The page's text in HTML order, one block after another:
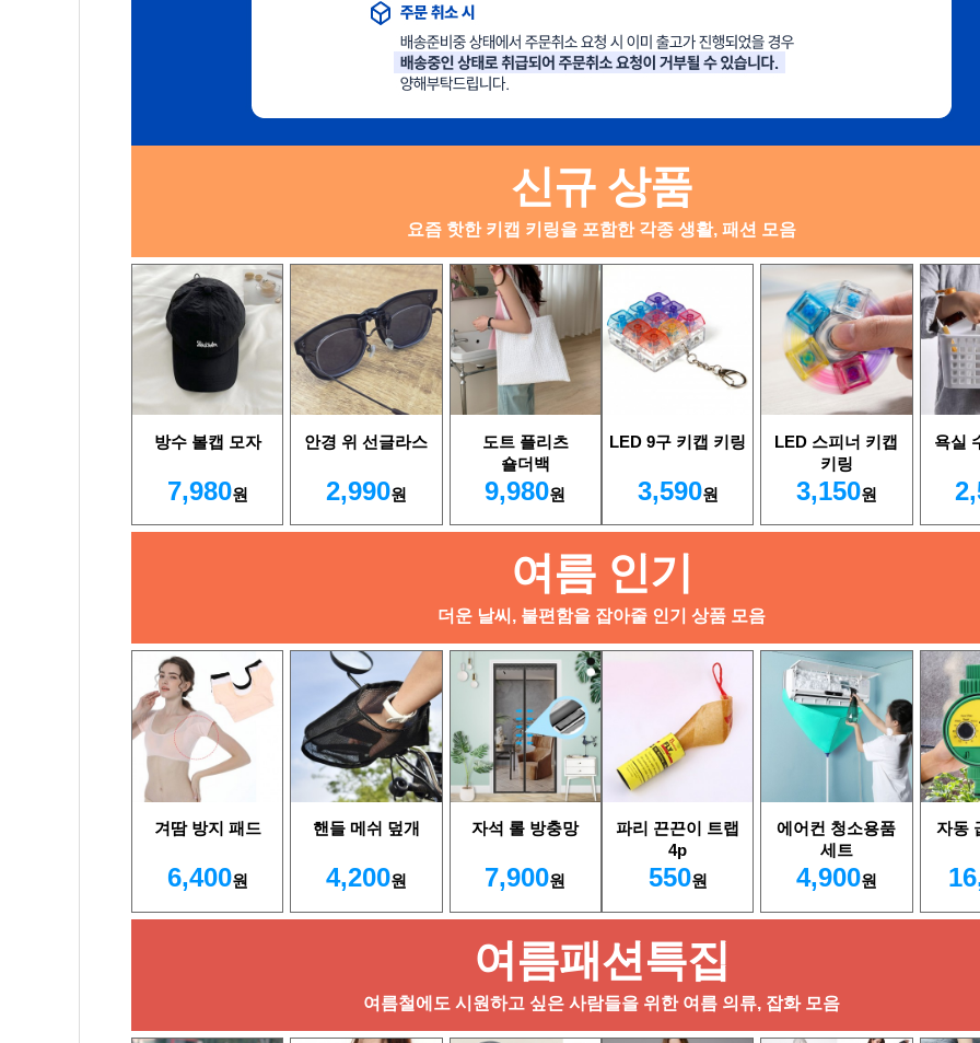
신규 상품
요즘 핫한 키캡 키링을 포함한 각종 생활, 패션 모음
방수 볼캡 모자
7,980원
안경 위 선글라스
2,990원
도트 플리츠
숄더백
9,980원
LED 9구 키캡 키링
3,590원
LED 스피너 키캡
키링
3,150원
욕실
여름 인기
더운 날씨, 불편함을 잡아줄 인기 상품 모음
겨땀 방지 패드
6,400원
핸들 메쉬 덮개
4,200원
자석 롤 방충망
7,900원
파리 끈끈이 트랩
4p
550원
에어컨 청소용품
세트
4,900원
자동
여름패션특집
여름철에도 시원하고 싶은 사람들을 위한 여름 의류, 잡화 모음